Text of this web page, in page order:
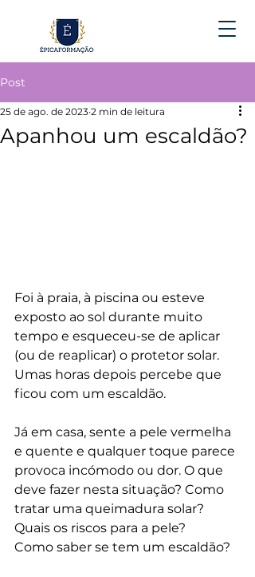
Post
Apanhou um escaldão?
25 de ago. de 2023 2 min de leitura
Foi à praia, à piscina ou esteve
exposto ao sol durante muito
tempo e esqueceu-se de aplicar
(ou de reaplicar) o protetor solar.
Umas horas depois percebe que
ficou com um escaldão.
Já em casa, sente a pele vermelha
e quente e qualquer toque parece
provoca incómodo ou dor. O que
deve fazer nesta situação? Como
tratar uma queimadura solar?
Quais os riscos para a pele?
Como saber se tem um escaldão?